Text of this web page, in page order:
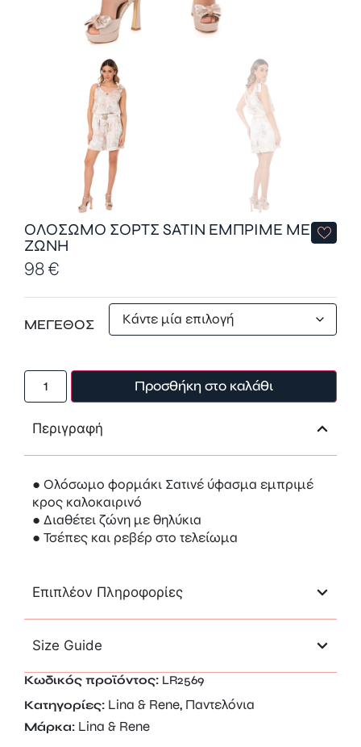
ΟΛΟΣΩΜΟ ΣΟΡΤΣ SATIN ΕΜΠΡΙΜΕ ΜΕ
ΖΩΝΗ
98€
ΜΕΓΕΘΟΣ
Προσθήκη στο καλάθι
Περιγραφή
● Ολόσωμο φορμάκι Σατινέ ύφασμα εμπριμέ
κρος καλοκαιρινό
● Διαθέτει ζώνη με θηλύκια
● Τσέπες και ρεβέρ στο τελείωμα
Επιπλέον Πληροφορίες
Size Guide
Κωδικός προϊόντος: LR2569
Κατηγορίες: Lina & Rene, Παντελόνια
Μάρκα: Lina & Rene